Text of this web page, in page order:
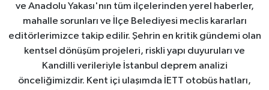
ve Anadolu Yakası'nın tüm ilçelerinden yerel haberler,
mahalle sorunları ve İlçe Belediyesi meclis kararları
editörlerimizce takip edilir. Şehrin en kritik gündemi olan
kentsel dönüşüm projeleri, riskli yapı duyuruları ve
Kandilli verileriyle İstanbul deprem analizi
önceliğimizdir. Kent içi ulaşımda İETT otobüs hatları,